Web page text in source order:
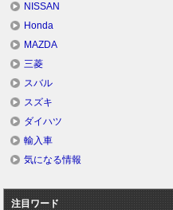
NISSAN
Honda
MAZDA
三菱
スバル
スズキ
ダイハツ
輸入車
気になる情報
注目ワード